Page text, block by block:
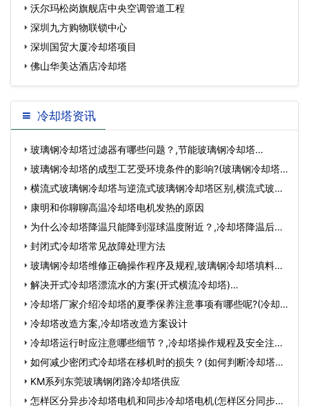
沃尔玛松岗旗舰店中央空调管道工程
深圳九方购物联锁中心
深圳国贸大厦冷却塔项目
佛山华美达酒店冷却塔
冷却塔资讯
玻璃钢冷却塔过滤器有哪些问题？,节能玻璃钢冷却塔…
玻璃钢冷却塔的成型工艺受环境条件的影响?(玻璃钢冷却塔
厂…横流式玻璃钢冷却塔与逆流式玻璃钢冷却塔区别,横流式玻璃
钢…康明和你聊聊高温冷却塔电机发热的原因
为什么冷却塔降温只能降到湿球温度附近？,冷却塔降温后水
温有…
封闭式冷却塔常见故障处理方法
玻璃钢冷却塔维修正确操作程序及规程,玻璃钢冷却塔填料维
修…解决开式冷却塔漂流水的方案(开式横流冷却塔)…
冷却塔厂家介绍冷却塔的夏季保养注意事项有哪些呢?(冷却
塔…冷却塔改造方案,冷却塔改造方案设计
冷却塔运行时应注意哪些细节？,冷却塔操作规程及安全注意
事项…
如何减少密闭式冷却塔在移机时的损失？(如何判断冷却塔设
备好…
KM系列东莞玻璃钢闭路冷却塔供应
怎样区分异步冷却塔电机和同步冷却塔电机(怎样区分同步和